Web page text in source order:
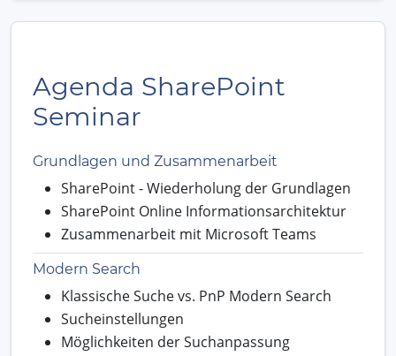
Agenda SharePoint
Seminar
Grundlagen und Zusammenarbeit
SharePoint - Wiederholung der Grundlagen
SharePoint Online Informationsarchitektur
Zusammenarbeit mit Microsoft Teams
Modern Search
Klassische Suche vs. PnP Modern Search
Sucheinstellungen
Möglichkeiten der Suchanpassung